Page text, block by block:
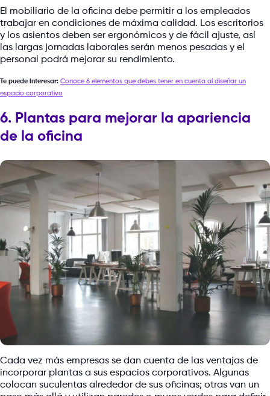
El mobiliario de la oficina debe permitir a los empleados
trabajar en condiciones de máxima calidad. Los escritorios
y los asientos deben ser ergonómicos y de fácil ajuste, así
las largas jornadas laborales serán menos pesadas y el
personal podrá mejorar su rendimiento.
Te puede interesar: Conoce 6 elementos que debes tener en cuenta al diseñar un
espacio corporativo
6. Plantas para mejorar la apariencia
de la oficina
Cada vez más empresas se dan cuenta de las ventajas de
incorporar plantas a sus espacios corporativos. Algunas
colocan suculentas alrededor de sus oficinas; otras van un